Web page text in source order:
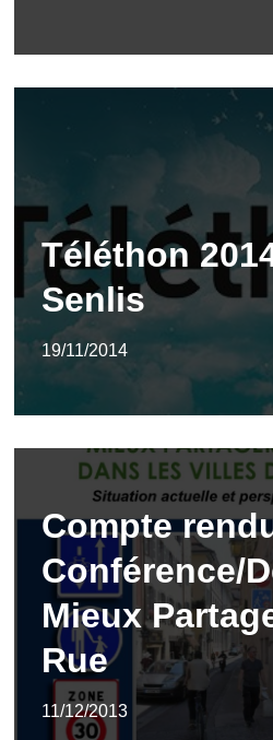
Téléthon
Senlis
19/11/2014
Compte
Conférence/
Mieux
Rue
11/12/2013